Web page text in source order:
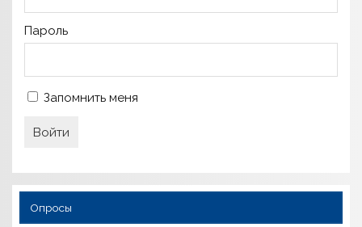
Пароль
Запомнить меня
Опросы